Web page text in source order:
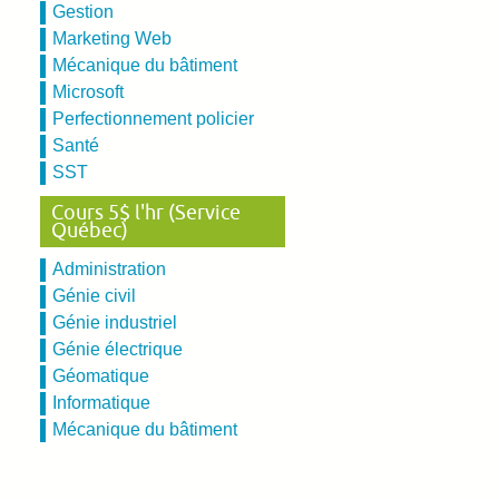
Gestion
Marketing Web
Mécanique du bâtiment
Microsoft
Perfectionnement policier
Santé
SST
Cours 5$ l'hr (Service
Québec)
Administration
Génie civil
Génie industriel
Génie électrique
Géomatique
Informatique
Mécanique du bâtiment